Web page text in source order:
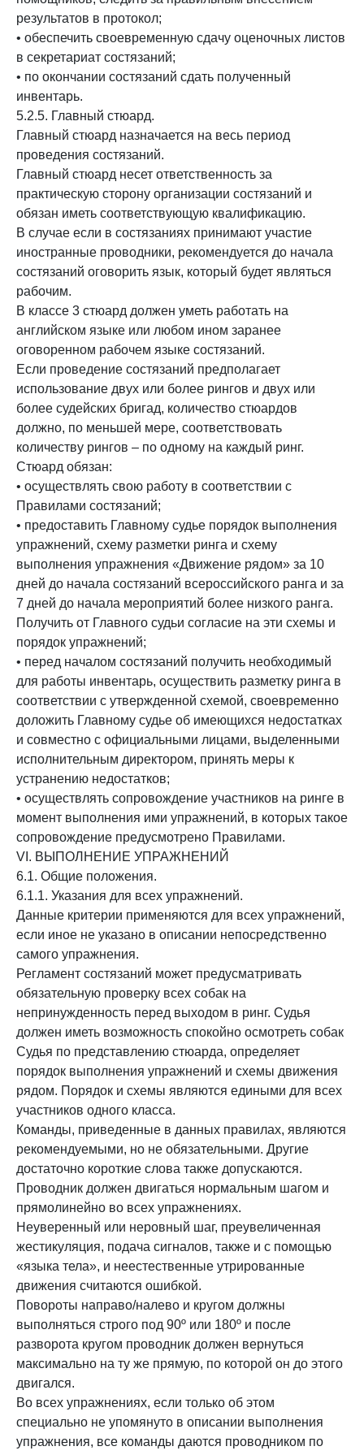
результатов в протокол;
• обеспечить своевременную сдачу оценочных листов
в секретариат состязаний;
• по окончании состязаний сдать полученный
инвентарь.
5.2.5. Главный стюард.
Главный стюард назначается на весь период
проведения состязаний.
Главный стюард несет ответственность за
практическую сторону организации состязаний и
обязан иметь соответствующую квалификацию.
В случае если в состязаниях принимают участие
иностранные проводники, рекомендуется до начала
состязаний оговорить язык, который будет являться
рабочим.
В классе 3 стюард должен уметь работать на
английском языке или любом ином заранее
оговоренном рабочем языке состязаний.
Если проведение состязаний предполагает
использование двух или более рингов и двух или
более судейских бригад, количество стюардов
должно, по меньшей мере, соответствовать
количеству рингов – по одному на каждый ринг.
Стюард обязан:
• осуществлять свою работу в соответствии с
Правилами состязаний;
• предоставить Главному судье порядок выполнения
упражнений, схему разметки ринга и схему
выполнения упражнения «Движение рядом» за 10
дней до начала состязаний всероссийского ранга и за
7 дней до начала мероприятий более низкого ранга.
Получить от Главного судьи согласие на эти схемы и
порядок упражнений;
• перед началом состязаний получить необходимый
для работы инвентарь, осуществить разметку ринга в
соответствии с утвержденной схемой, своевременно
доложить Главному судье об имеющихся недостатках
и совместно с официальными лицами, выделенными
исполнительным директором, принять меры к
устранению недостатков;
• осуществлять сопровождение участников на ринге в
момент выполнения ими упражнений, в которых такое
сопровождение предусмотрено Правилами.
VI. ВЫПОЛНЕНИЕ УПРАЖНЕНИЙ
6.1. Общие положения.
6.1.1. Указания для всех упражнений.
Данные критерии применяются для всех упражнений,
если иное не указано в описании непосредственно
самого упражнения.
Регламент состязаний может предусматривать
обязательную проверку всех собак на
непринужденность перед выходом в ринг. Судья
должен иметь возможность спокойно осмотреть собак
Судья по представлению стюарда, определяет
порядок выполнения упражнений и схемы движения
рядом. Порядок и схемы являются едиными для всех
участников одного класса.
Команды, приведенные в данных правилах, являются
рекомендуемыми, но не обязательными. Другие
достаточно короткие слова также допускаются.
Проводник должен двигаться нормальным шагом и
прямолинейно во всех упражнениях.
Неуверенный или неровный шаг, преувеличенная
жестикуляция, подача сигналов, также и с помощью
«языка тела», и неестественные утрированные
движения считаются ошибкой.
Повороты направо/налево и кругом должны
выполняться строго под 90º или 180º и после
разворота кругом проводник должен вернуться
максимально на ту же прямую, по которой он до этого
двигался.
Во всех упражнениях, если только об этом
специально не упомянуто в описании выполнения
упражнения, все команды даются проводником по